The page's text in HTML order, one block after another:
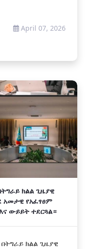
April 07, 2026
ክልል ጊዜያዊ
አመታዊ የአፈፃፀም
ውይይት ተደርጓል።
ክልል ጊዜያዊ